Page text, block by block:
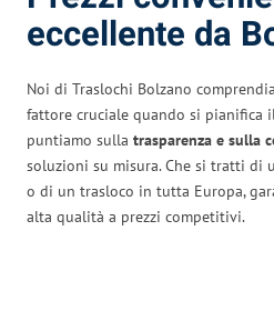
eccellente da
Noi di Traslochi Bolzano
fattore cruciale quando si pianifica
puntiamo sulla trasparenza e sulla
soluzioni su misura. Che si tratti di
o di un trasloco in tutta Europa,
alta qualità a prezzi competitivi.